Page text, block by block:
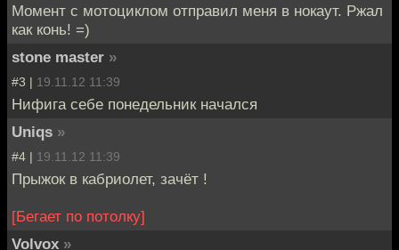
Момент с мотоциклом отправил меня в нокаут. Ржал
как конь! =)
stone master »
#3 | 19.11.12 11:39
Нифига себе понедельник начался
Uniqs »
#4 | 19.11.12 11:39
Прыжок в кабриолет, зачёт !
[Бегает по потолку]
Volvox »